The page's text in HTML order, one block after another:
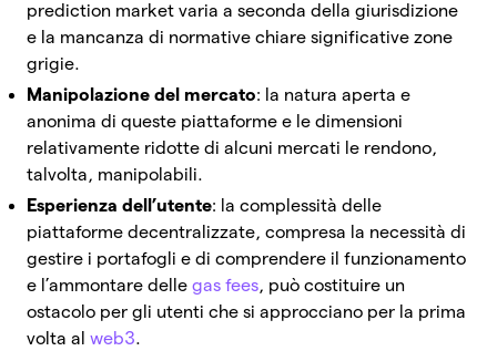
prediction market varia a seconda della giurisdizione
e la mancanza di normative chiare significative zone
grigie.
Manipolazione del mercato: la natura aperta e
anonima di queste piattaforme e le dimensioni
relativamente ridotte di alcuni mercati le rendono,
talvolta, manipolabili.
Esperienza dell’utente: la complessità delle
piattaforme decentralizzate, compresa la necessità di
gestire i portafogli e di comprendere il funzionamento
e l’ammontare delle gas fees, può costituire un
ostacolo per gli utenti che si approcciano per la prima
volta al web3.